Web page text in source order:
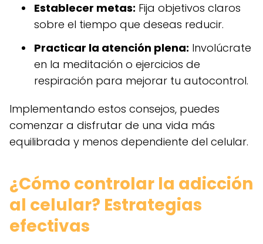
Establecer metas: Fija objetivos claros
sobre el tiempo que deseas reducir.
Practicar la atención plena: Involúcrate
en la meditación o ejercicios de
respiración para mejorar tu autocontrol.
Implementando estos consejos, puedes
comenzar a disfrutar de una vida más
equilibrada y menos dependiente del celular.
¿Cómo controlar la adicción
al celular? Estrategias
efectivas